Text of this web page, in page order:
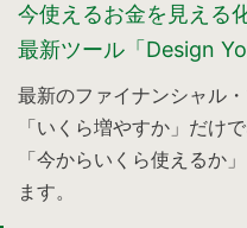
今使えるお金を見える
最新ツール「Design
最新のファイナンシャル
「いくら増やすか」だけで
「今からいくら使えるか
ます。